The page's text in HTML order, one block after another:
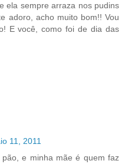
ela sempre arraza nos pudins
adoro, acho muito bom!! Vou
E você, como foi de dia das
11, 2011
e minha mãe é quem faz